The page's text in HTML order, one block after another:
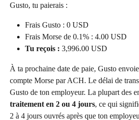
Gusto, tu paierais :
Frais Gusto : 0 USD
Frais Morse de 0.1% : 4.00 USD
Tu reçois : 3,996.00 USD
À ta prochaine date de paie, Gusto
compte Morse par ACH. Le délai de
Gusto de ton employeur. La plupart des
traitement en 2 ou 4 jours, ce qui
2 à 4 jours ouvrés après que ton